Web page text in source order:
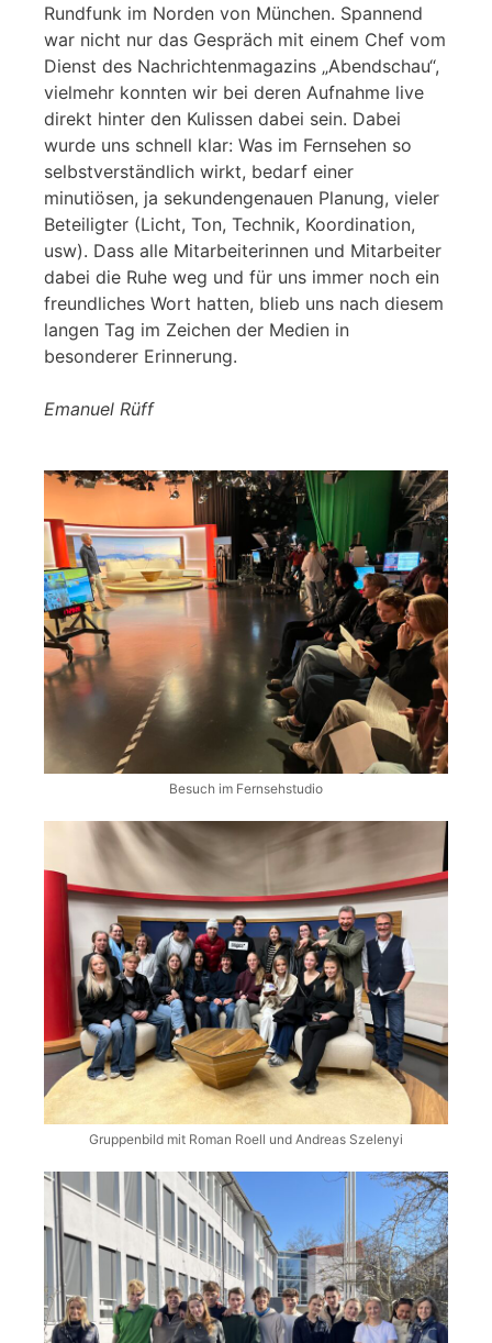
Rundfunk im Norden von München. Spannend
war nicht nur das Gespräch mit einem Chef vom
Dienst des Nachrichtenmagazins „Abendschau“,
vielmehr konnten wir bei deren Aufnahme live
direkt hinter den Kulissen dabei sein. Dabei
wurde uns schnell klar: Was im Fernsehen so
selbstverständlich wirkt, bedarf einer
minutiösen, ja sekundengenauen Planung, vieler
Beteiligter (Licht, Ton, Technik, Koordination,
usw). Dass alle Mitarbeiterinnen und Mitarbeiter
dabei die Ruhe weg und für uns immer noch ein
freundliches Wort hatten, blieb uns nach diesem
langen Tag im Zeichen der Medien in
besonderer Erinnerung.
Emanuel Rüff
Besuch im Fernsehstudio
Gruppenbild mit Roman Roell und Andreas Szelenyi